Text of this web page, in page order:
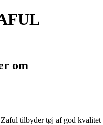
om
tilbyder tøj af god kvalitet